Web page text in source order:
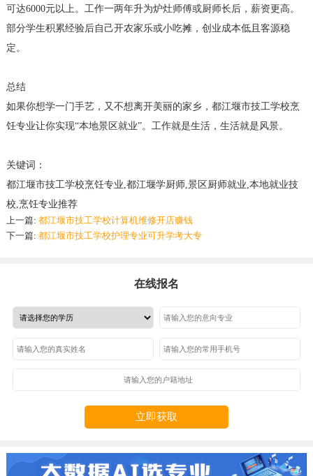
可达6000元以上。工作一两年升为炉灶师傅或厨师长后，薪资更高。
部分学生积累经验后自己开农家乐或小吃摊，创业成本低且客源稳
定。
总结
如果你想学一门手艺，又不想离开美丽的家乡，都江堰市技工学校烹
饪专业让你实现“本地景区就业”。工作就是生活，生活就是风景。
关键词：
都江堰市技工学校烹饪专业,都江堰学厨师,景区厨师就业,本地就业技
校,烹饪专业推荐
上一篇: 都江堰市技工学校计算机维修开店赚钱
下一篇: 都江堰市技工学校护理专业可升学考大专
在线报名
立即获取